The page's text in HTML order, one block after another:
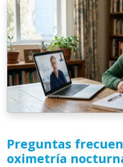
Preguntas
oximetría